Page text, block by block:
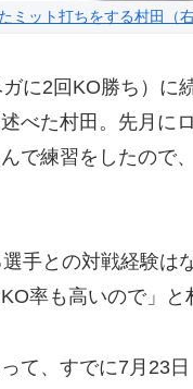
ミット打ちをする村田（右
2回KO勝ち）に
べた村田。先月に
で練習をしたので
との対戦経験は
率も高いので」と
、すでに7月23